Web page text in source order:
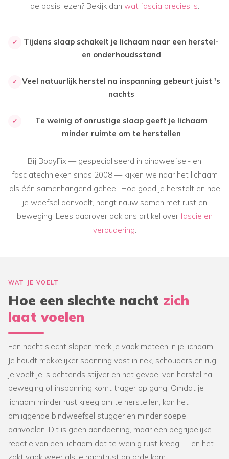
de basis lezen? Bekijk dan wat fascia precies is
✓
Tijdens slaap schakelt je lichaam naar een herstel-
en onderhoudsstand
✓
Veel natuurlijk herstel na inspanning gebeurt juist 's
nachts
✓
Te weinig of onrustige slaap geeft je lichaam
minder ruimte om te herstellen
Bij BodyFix — gespecialiseerd in bindweefsel- en
fasciatechnieken sinds 2008 — kijken we naar het lichaam
als één samenhangend geheel. Hoe goed je herstelt en hoe
je weefsel aanvoelt, hangt nauw samen met rust en
beweging. Lees daarover ook ons artikel over fascie en
veroudering.
WAT JE VOELT
Hoe een slechte nacht zich
laat voelen
Een nacht slecht slapen merk je vaak meteen in je lichaam.
Je houdt makkelijker spanning vast in nek, schouders en rug,
je voelt je 's ochtends stijver en het gevoel van herstel na
beweging of inspanning komt trager op gang. Omdat je
lichaam minder rust kreeg om te herstellen, kan het
omliggende bindweefsel stugger en minder soepel
aanvoelen. Dit is geen aandoening, maar een begrijpelijke
reactie van een lichaam dat te weinig rust kreeg — en het
zakt vaak weer als je nachtrust op orde komt.